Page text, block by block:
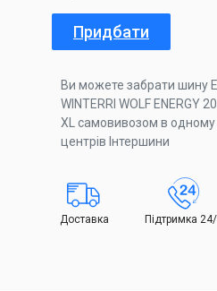
Придбати
Ви можете забрати шину
WINTERRI WOLF ENERGY
XL самовивозом в
центрів Інтершини
Доставка Підтримка